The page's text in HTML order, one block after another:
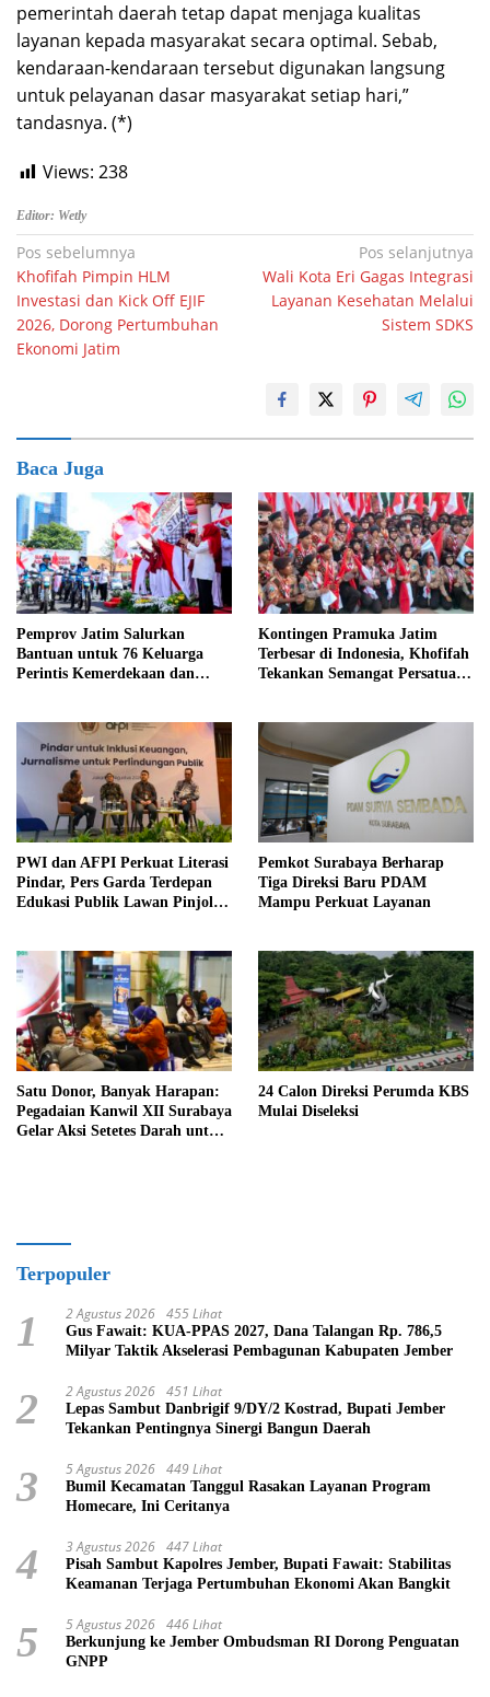
pemerintah daerah tetap dapat menjaga kualitas
layanan kepada masyarakat secara optimal. Sebab,
kendaraan-kendaraan tersebut digunakan langsung
untuk pelayanan dasar masyarakat setiap hari,”
tandasnya. (*)
Views: 238
Editor: Wetly
Navigasi
pos
Pos sebelumnya
Khofifah Pimpin HLM
Investasi dan Kick Off EJIF
2026, Dorong Pertumbuhan
Ekonomi Jatim
Pos selanjutnya
Wali Kota Eri Gagas Integrasi
Layanan Kesehatan Melalui
Sistem SDKS
Baca Juga
Pemprov Jatim Salurkan
Bantuan untuk 76 Keluarga
Perintis Kemerdekaan dan
Kontingen Pramuka Jatim
Terbesar di Indonesia, Khofifah
Tekankan Semangat Persatuan
PWI dan AFPI Perkuat Literasi
Pindar, Pers Garda Terdepan
Edukasi Publik Lawan Pinjol
Pemkot Surabaya Berharap
Tiga Direksi Baru PDAM
Mampu Perkuat Layanan
Satu Donor, Banyak Harapan:
Pegadaian Kanwil XII Surabaya
Gelar Aksi Setetes Darah untuk
24 Calon Direksi Perumda KBS
Mulai Diseleksi
Terpopuler
1 2 Agustus 2026 455 Lihat
Gus Fawait: KUA-PPAS 2027, Dana Talangan Rp. 786,5
Milyar Taktik Akselerasi Pembagunan Kabupaten Jember
2 2 Agustus 2026 451 Lihat
Lepas Sambut Danbrigif 9/DY/2 Kostrad, Bupati Jember
Tekankan Pentingnya Sinergi Bangun Daerah
3 5 Agustus 2026 449 Lihat
Bumil Kecamatan Tanggul Rasakan Layanan Program
Homecare, Ini Ceritanya
4 3 Agustus 2026 447 Lihat
Pisah Sambut Kapolres Jember, Bupati Fawait: Stabilitas
Keamanan Terjaga Pertumbuhan Ekonomi Akan Bangkit
5 5 Agustus 2026 446 Lihat
Berkunjung ke Jember Ombudsman RI Dorong Penguatan
GNPP